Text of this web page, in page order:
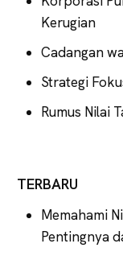
Kerugian
Cadangan
Strategi
Rumus Nilai
TERBARU
Memahami
Pentingnya